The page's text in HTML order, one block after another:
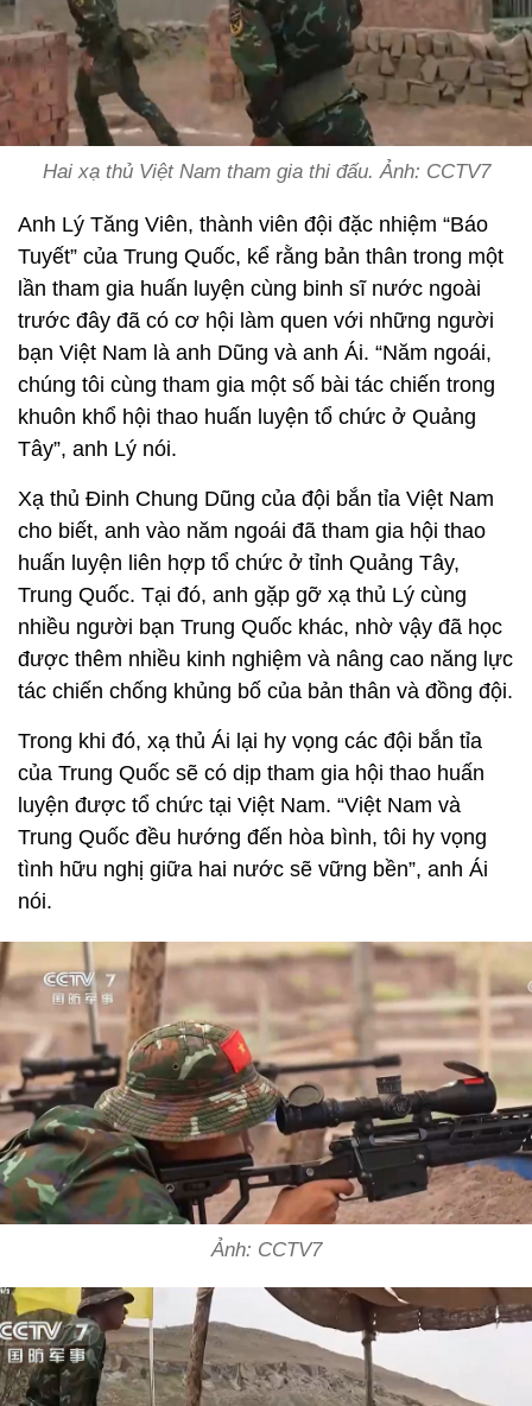
Hai xạ thủ Việt Nam tham gia thi đấu. Ảnh: CCTV7
Anh Lý Tăng Viên, thành viên đội đặc nhiệm “Báo
Tuyết” của Trung Quốc, kể rằng bản thân trong một
lần tham gia huấn luyện cùng binh sĩ nước ngoài
trước đây đã có cơ hội làm quen với những người
bạn Việt Nam là anh Dũng và anh Ái. “Năm ngoái,
chúng tôi cùng tham gia một số bài tác chiến trong
khuôn khổ hội thao huấn luyện tổ chức ở Quảng
Tây”, anh Lý nói.
Xạ thủ Đinh Chung Dũng của đội bắn tỉa Việt Nam
cho biết, anh vào năm ngoái đã tham gia hội thao
huấn luyện liên hợp tổ chức ở tỉnh Quảng Tây,
Trung Quốc. Tại đó, anh gặp gỡ xạ thủ Lý cùng
nhiều người bạn Trung Quốc khác, nhờ vậy đã học
được thêm nhiều kinh nghiệm và nâng cao năng lực
tác chiến chống khủng bố của bản thân và đồng đội.
Trong khi đó, xạ thủ Ái lại hy vọng các đội bắn tỉa
của Trung Quốc sẽ có dịp tham gia hội thao huấn
luyện được tổ chức tại Việt Nam. “Việt Nam và
Trung Quốc đều hướng đến hòa bình, tôi hy vọng
tình hữu nghị giữa hai nước sẽ vững bền”, anh Ái
nói.
Ảnh: CCTV7